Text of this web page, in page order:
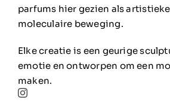
parfums hier gezien als
moleculaire beweging.
Elke creatie is een geurige
emotie en ontworpen om een
maken.